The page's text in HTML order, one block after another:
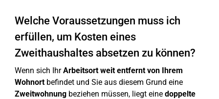
Welche Voraussetzungen muss ich
erfüllen, um Kosten eines
Zweithaushaltes absetzen zu können?
Wenn sich IhrArbeitsort weit entfernt von Ihrem
Wohnortbefindet und Sie aus diesem Grund eine
Zweitwohnung beziehen müssen, liegt eine doppelte